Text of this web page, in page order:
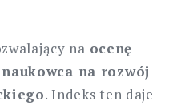
na ocenę
na rozwój
. Indeks ten daje